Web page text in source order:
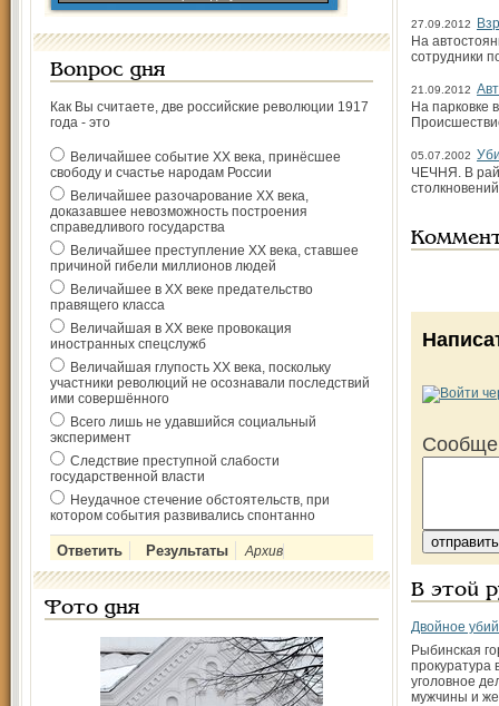
Вопрос дня
Как Вы считаете, две российские революции 1917
года - это
Величайшее событие ХХ века, принёсшее
свободу и счастье народам России
Величайшее разочарование ХХ века,
доказавшее невозможность построения
справедливого государства
Величайшее преступление ХХ века, ставшее
причиной гибели миллионов людей
Величайшее в ХХ веке предательство
правящего класса
Величайшая в ХХ веке провокация
иностранных спецслужб
Величайшая глупость ХХ века, поскольку
участники революций не осознавали последствий
ими совершённого
Всего лишь не удавшийся социальный
эксперимент
Следствие преступной слабости
государственной власти
Неудачное стечение обстоятельств, при
котором события развивались спонтанно
Архив
Фото дня
27.09.2012
На
сотрудники
21.09.2012
На парковке
05.07.2002
ЧЕЧНЯ. В
В этой
Двойное
Рыбинская
прокуратура
уголовное
мужчины и